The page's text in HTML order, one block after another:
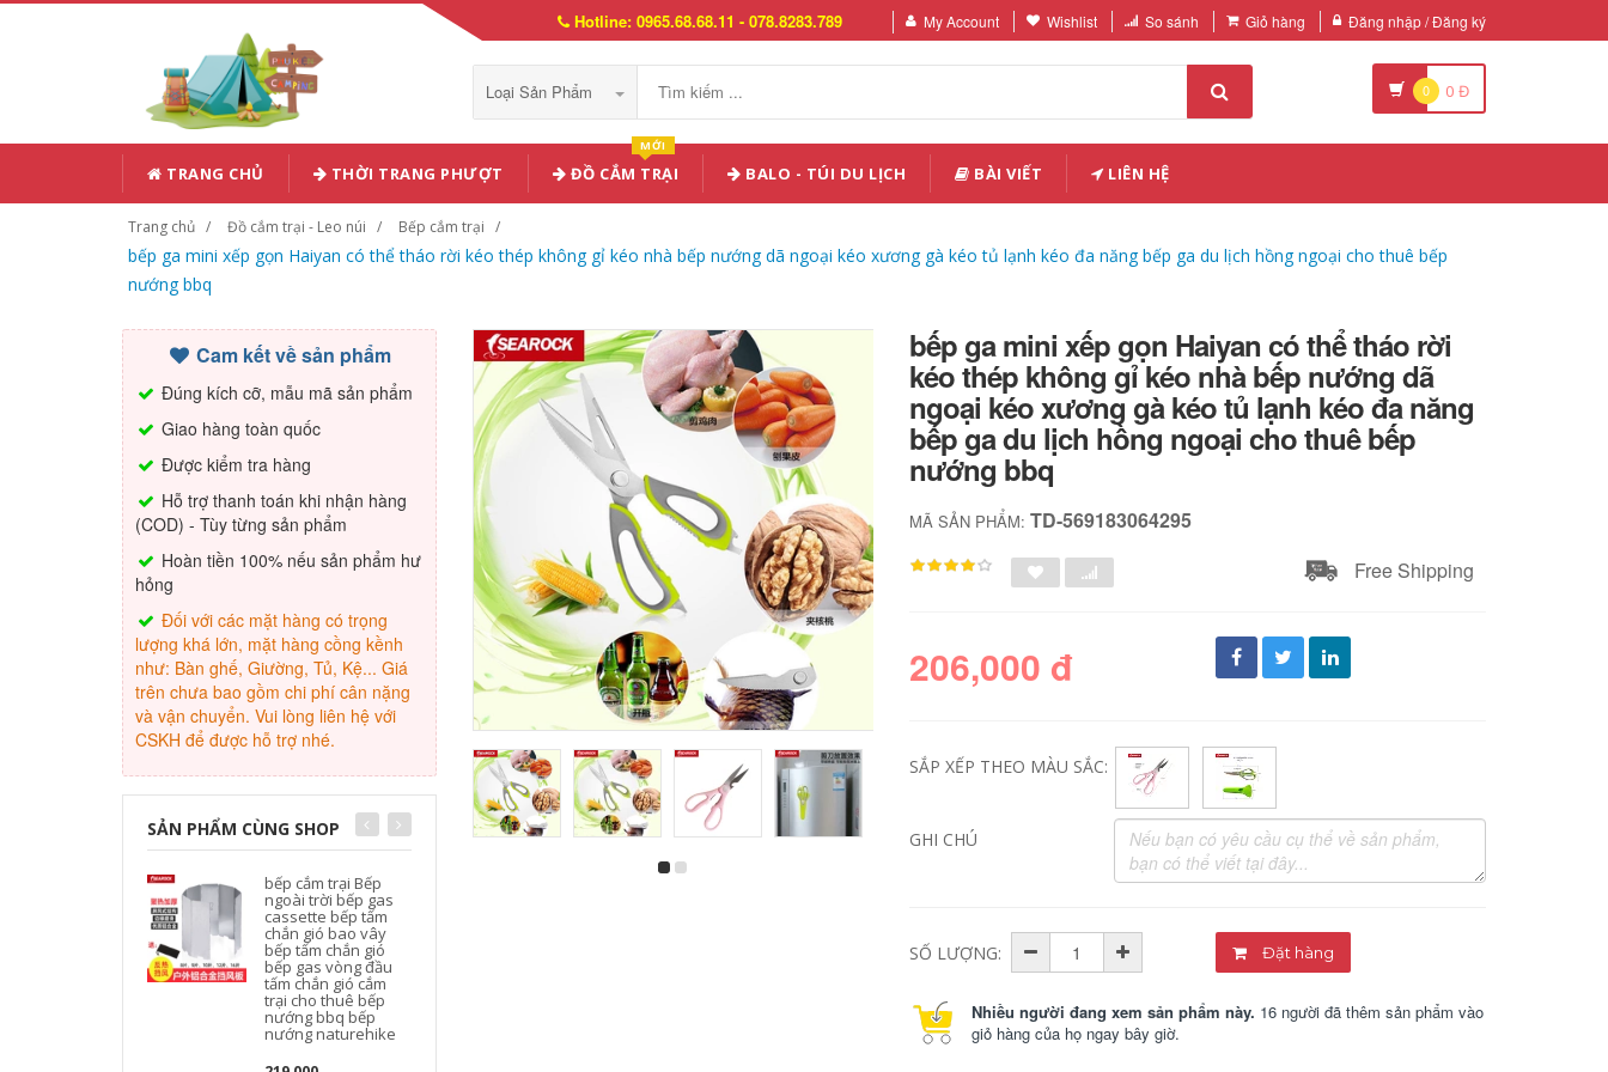
Hotline: 0965.68.68.11 - 078.8283.789 My Account Wishlist So sánh Giỏ hàng Đăng nhập / Đăng ký
Loại Sản Phẩm 0 0 Đ
TRANG CHỦ THỜI TRANG PHƯỢT ĐỒ CẮM TRẠI
MỚI
BALO - TÚI DU LỊCH BÀI VIẾT LIÊN HỆ
Trang chủ Đồ cắm trại - Leo núi Bếp cắm trại
bếp ga mini xếp gọn Haiyan có thể tháo rời kéo thép không gỉ kéo nhà bếp nướng dã ngoại kéo xương gà kéo tủ lạnh kéo đa năng bếp ga du lịch hồng ngoại cho thuê bếp
nướng bbq
Cam kết về sản phẩm
Đúng kích cỡ, mẫu mã sản phẩm
Giao hàng toàn quốc
Được kiểm tra hàng
Hỗ trợ thanh toán khi nhận hàng
(COD) - Tùy từng sản phẩm
Hoàn tiền 100% nếu sản phẩm hư
hỏng
Đối với các mặt hàng có trọng
lượng khá lớn, mặt hàng cồng kềnh
như: Bàn ghế, Giường, Tủ, Kệ... Giá
trên chưa bao gồm chi phí cân nặng
và vận chuyển. Vui lòng liên hệ với
CSKH để được hỗ trợ nhé.
SẢN PHẨM CÙNG SHOP
bếp cắm trại Bếp
ngoài trời bếp gas
cassette bếp tấm
chắn gió bao vây
bếp tấm chắn gió
bếp gas vòng đầu
tấm chắn gió cắm
trại cho thuê bếp
nướng bbq bếp
nướng naturehike
chia bếp than củi di
động bếp ga mini du
bếp ga mini xếp gọn Haiyan có thể tháo rời
kéo thép không gỉ kéo nhà bếp nướng dã
ngoại kéo xương gà kéo tủ lạnh kéo đa năng
bếp ga du lịch hồng ngoại cho thuê bếp
nướng bbq
MÃ SẢN PHẨM:TD-569183064295
Free Shipping
206,000 đ
SẮP XẾP THEO MÀU SẮC:
GHI CHÚ
SỐ LƯỢNG: Đặt hàng
Nhiều người đang xem sản phẩm này. 16 người đã thêm sản phẩm vào
giỏ hàng của họ ngay bây giờ.